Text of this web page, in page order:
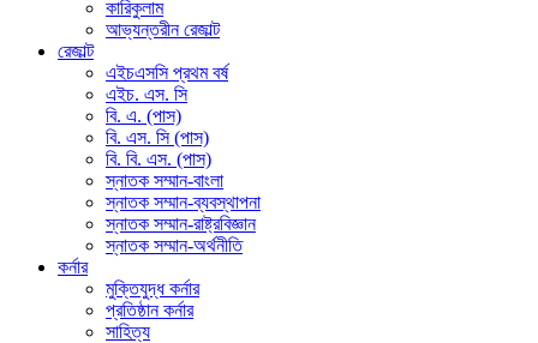
কারিকুলাম
আভ্যন্তরীন রেজাল্ট
রেজাল্ট
এইচএসসি প্রথম বর্ষ
এইচ. এস. সি
বি. এ. (পাস)
বি. এস. সি (পাস)
বি. বি. এস. (পাস)
স্নাতক সম্মান-বাংলা
স্নাতক সম্মান-ব্যবস্থাপনা
স্নাতক সম্মান-রাষ্ট্রবিজ্ঞান
স্নাতক সম্মান-অর্থনীতি
কর্নার
মুক্তিযুদ্ধ কর্নার
প্রতিষ্ঠান কর্নার
সাহিত্য